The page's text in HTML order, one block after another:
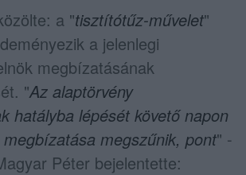
a "tisztítótűz-művelet"
a jelenlegi
megbízatásának
"Az alaptörvény
hatályba lépését követő napon
megbízatása megszűnik, pont" -
Péter bejelentette: